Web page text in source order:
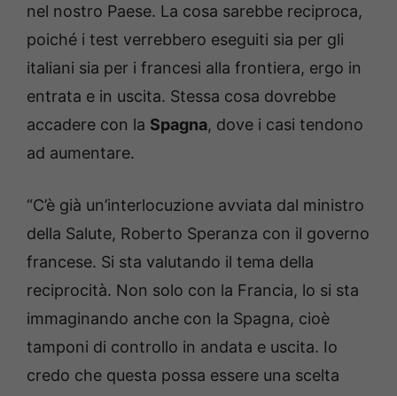
nel nostro Paese. La cosa sarebbe reciproca,
poiché i test verrebbero eseguiti sia per gli
italiani sia per i francesi alla frontiera, ergo in
entrata e in uscita. Stessa cosa dovrebbe
accadere con la Spagna, dove i casi tendono
ad aumentare.
“C’è già un’interlocuzione avviata dal ministro
della Salute, Roberto Speranza con il governo
francese. Si sta valutando il tema della
reciprocità. Non solo con la Francia, lo si sta
immaginando anche con la Spagna, cioè
tamponi di controllo in andata e uscita. Io
credo che questa possa essere una scelta